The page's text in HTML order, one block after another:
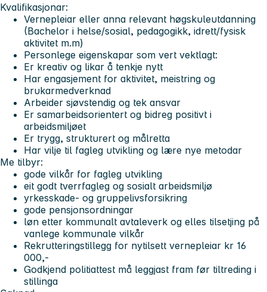
Kvalifikasjonar:
Vernepleiar eller anna relevant høgskuleutdanning
(Bachelor i helse/sosial, pedagogikk, idrett/fysisk
aktivitet m.m)
Personlege eigenskapar som vert vektlagt:
Er kreativ og likar å tenkje nytt
Har engasjement for aktivitet, meistring og
brukarmedverknad
Arbeider sjøvstendig og tek ansvar
Er samarbeidsorientert og bidreg positivt i
arbeidsmiljøet
Er trygg, strukturert og målretta
Har vilje til fagleg utvikling og lære nye metodar
Me tilbyr:
gode vilkår for fagleg utvikling
eit godt tverrfagleg og sosialt arbeidsmiljø
yrkesskade- og gruppelivsforsikring
gode pensjonsordningar
løn etter kommunalt avtaleverk og elles tilsetjing på
vanlege kommunale vilkår
Rekrutteringstillegg for nytilsett vernepleiar kr 16
000,-
Godkjend politiattest må leggjast fram før tiltreding i
stillinga